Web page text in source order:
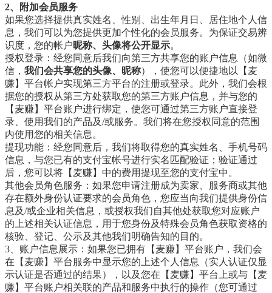
2、附加会员服务
如果您选择提供真实姓名、性别、出生年月日、居住地个人信
息，我们可以为您提供更加个性化的会员服务。为保证交易辨
识度，您的帐户昵称、头像将公开显示。
授权登录：经您同意后我们向第三方共享您的账户信息（如微
信， 我们会共享您的头像、昵称），使您可以便捷地以【麦
赚】平台帐户实现第三方平台的注册或登录。此外，我们会根
据您的授权从第三方处获取您的第三方账户信息，并与您的
【麦赚】平台账户进行绑定，使您可通过第三方账户直接登
录、使用我们的产品及/或服务。我们将在您授权同意的范围
内使用您的相关信息。
提现功能：经您同意后，我们将取得您的真实姓名、手机号码
信息，与您已有的支付宝帐号进行实名匹配验证；验证通过
后，您可以将【麦赚】中的费用提现至您的支付宝中。
其他会员角色服务：如果您申请注册成为卖家、服务商或其他
存在额外身份认证要求的会员角色，您应当向我们提供身份信
息及/或企业相关信息，或授权我们自其他处获取您对应账户
的上述相关认证信息，用于您身份及特殊会员角色获取资格的
核验、登记、公示及其他我们明确告知的目的。
3、账户信息展示：如果您已拥有【麦赚】平台账户，我们会
在【麦赚】平台服务中显示您的上述个人信息（实人认证仅显
示认证是否通过的结果），以及您在【麦赚】平台上或与【麦
赚】平台账户相关联的产品和服务中执行的操作（您可通过